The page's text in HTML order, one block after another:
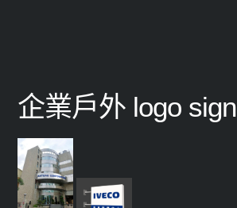
企業戶外 logo sign